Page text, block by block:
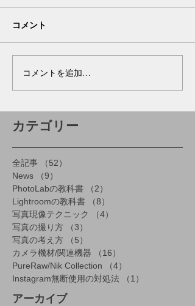
コメント
コメントを追加…
カテゴリー
全記事 （52）
News
（9）
PhotoLabの教科書
（2）
Lightroomの教科書
（8）
写真現像テクニック
（4）
写真の撮り方
（3）
写真の考え方
（5）
カメラ機材/関連機器
（16）
PureRaw/Nik Collection
（4）
Instagram無断使用の対処法
（1）
アーカイブ